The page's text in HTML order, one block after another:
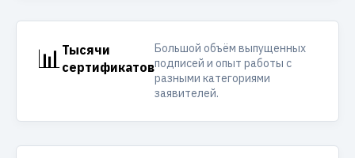
📊 Тысячи
сертификатов
Большой объём выпущенных
подписей и опыт работы с
разными категориями
заявителей.